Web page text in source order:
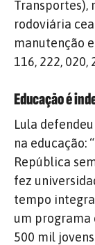
Transportes),
rodoviária
manutenção
116, 222, 020,
Educação é
Lula
na educação:
República
fez
tempo
um programa
500 mil